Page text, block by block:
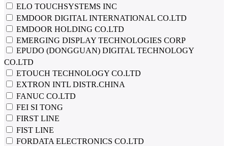
ELO TOUCHSYSTEMS INC
EMDOOR DIGITAL INTERNATIONAL CO.LTD
EMDOOR HOLDING CO.LTD
EMERGING DISPLAY TECHNOLOGIES CORP
EPUDO (DONGGUAN) DIGITAL TECHNOLOGY
CO.LTD
ETOUCH TECHNOLOGY CO.LTD
EXTRON INTL DISTR.CHINA
FANUC CO.LTD
FEI SI TONG
FIRST LINE
FIST LINE
FORDATA ELECTRONICS CO.LTD